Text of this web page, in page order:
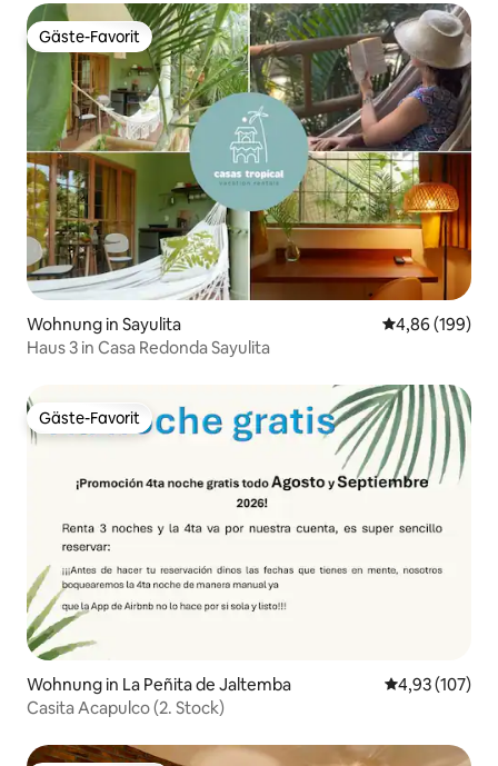
Gäste-Favorit
Gäste-Favorit
Wohnung in Sayulita
4,86 (199)
Haus 3 in Casa Redonda Sayulita
Gäste-Favorit
Gäste-Favorit
Wohnung in La Peñita de Jaltemba
4,93 (107)
Casita Acapulco (2. Stock)